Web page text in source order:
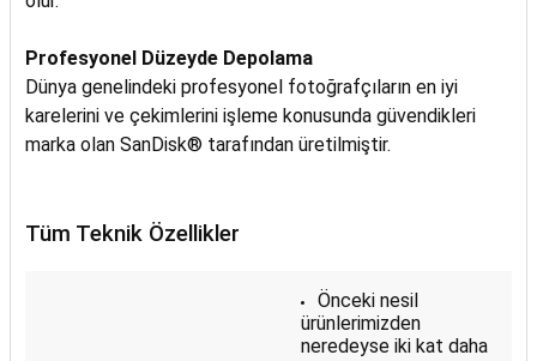
Profesyonel Düzeyde Depolama
Dünya genelindeki profesyonel fotoğrafçıların en iyi
karelerini ve çekimlerini işleme konusunda güvendikleri
marka olan SanDisk® tarafından üretilmiştir.
Tüm Teknik Özellikler
Önceki nesil
ürünlerimizden
neredeyse iki kat daha